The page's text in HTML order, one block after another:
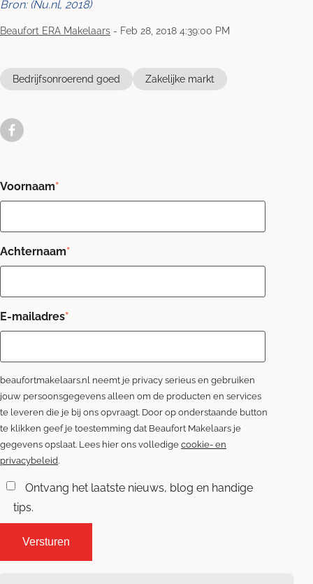
Bron: (Nu.nl, 2018)
Beaufort ERA Makelaars - Feb 28, 2018 4:39:00 PM
Bedrijfsonroerend goed Zakelijke markt
Voornaam*
Achternaam*
E-mailadres*
beaufortmakelaars.nl neemt je privacy serieus en gebruiken
jouw persoonsgegevens alleen om de producten en services
te leveren die je bij ons opvraagt. Door op onderstaande button
te klikken geef je toestemming dat Beaufort Makelaars je
gegevens opslaat. Lees hier ons volledige cookie- en
privacybeleid.
Ontvang het laatste nieuws, blog en handige
tips.